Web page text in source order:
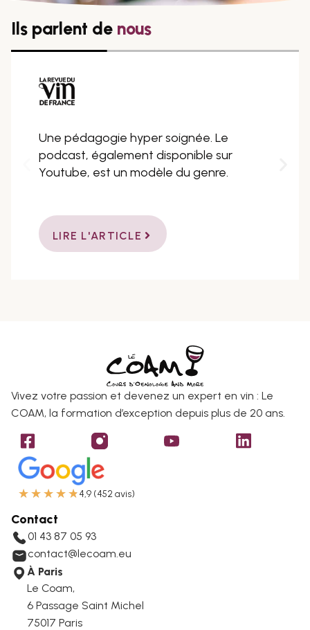
Ils parlent de nous
Une pédagogie hyper soignée. Le
podcast, également disponible sur
Youtube, est un modèle du genre.
LIRE L'ARTICLE
Vivez votre passion et devenez un expert en vin : Le
COAM, la formation d’exception depuis plus de 20 ans.
★ ★ ★ ★ ★4,9 (452 avis)
Contact
01 43 87 05 93
contact@lecoam.eu
À Paris
Le Coam,
6 Passage Saint Michel
75017 Paris